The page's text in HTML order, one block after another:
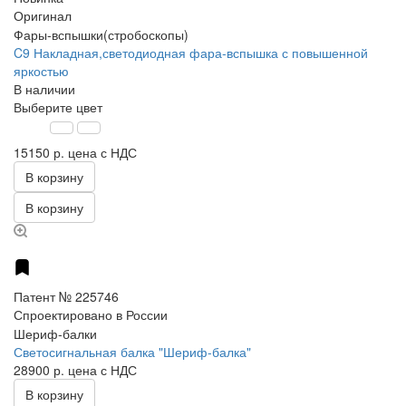
Оригинал
Фары-вспышки(стробоскопы)
C9 Накладная,светодиодная фара-вспышка с повышенной
яркостью
В наличии
Выберите цвет
15150 р. цена с НДС
В корзину
В корзину
Патент № 225746
Спроектировано в России
Шериф-балки
Светосигнальная балка "Шериф-балка"
28900 р. цена с НДС
В корзину